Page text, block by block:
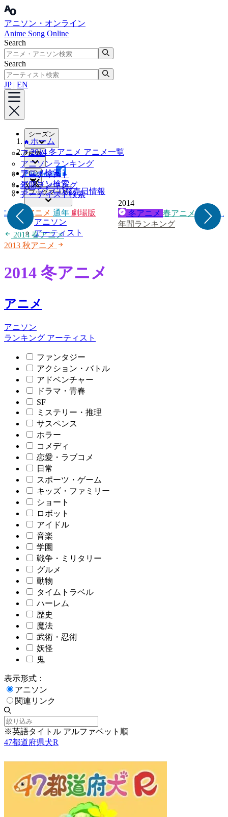
アニソン・オンライン
Anime Song Online
Search
Search
JP| EN
シーズン
アニメ
アニソンランキング
アーティスト
年間ランキング
検索
アニメ検索
アニソン検索
アーティスト検索
CD
アニソンCD発売日情報
ブックマーク
アニメ
アニソン
アーティスト
ホーム
2014 冬アニメ アニメ一覧
Facebook
X
メ秋アニメ 通年 劇場版
2014
冬アニメ 春アニメ
夏アニ
年間ランキング
2014 春アニメ
2013 秋アニメ
2014 冬アニメ
アニメ
アニソン
ランキング アーティスト
ファンタジー
アクション・バトル
アドベンチャー
ドラマ・青春
SF
ミステリー・推理
サスペンス
ホラー
コメディ
恋愛・ラブコメ
日常
スポーツ・ゲーム
キッズ・ファミリー
ショート
ロボット
アイドル
音楽
学園
戦争・ミリタリー
グルメ
動物
タイムトラベル
ハーレム
歴史
魔法
武術・忍術
妖怪
鬼
表示形式：
アニソン
関連リンク
※英語タイトル アルファベット順
47都道府県犬R